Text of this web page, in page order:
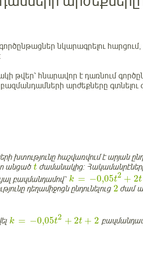
նկարագրելու
թվեր՝ հնարավոր է դառնում
արժեքները գտնելու
հաշվառվում է արյան
անցած t ժամանակից:
բազմանդամով՝ k = −0,05t2 + 2t
դեղամիջոցն ընդունելուց 2 ժամ
k = −0,05t2 + 2t + 2